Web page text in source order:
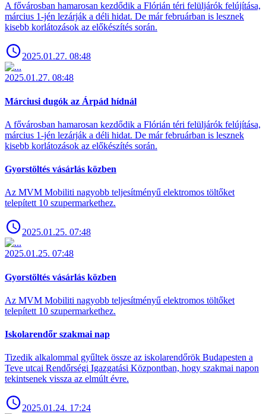
A fővárosban hamarosan kezdődik a Flórián téri felüljárók felújítása,
március 1-jén lezárják a déli hidat. De már februárban is lesznek
kisebb korlátozások az előkészítés során.
2025.01.27. 08:48
2025.01.27. 08:48
Márciusi dugók az Árpád hídnál
A fővárosban hamarosan kezdődik a Flórián téri felüljárók felújítása,
március 1-jén lezárják a déli hidat. De már februárban is lesznek
kisebb korlátozások az előkészítés során.
Gyorstöltés vásárlás közben
Az MVM Mobiliti nagyobb teljesítményű elektromos töltőket
telepített 10 szupermarkethez.
2025.01.25. 07:48
2025.01.25. 07:48
Gyorstöltés vásárlás közben
Az MVM Mobiliti nagyobb teljesítményű elektromos töltőket
telepített 10 szupermarkethez.
Iskolarendőr szakmai nap
Tizedik alkalommal gyűltek össze az iskolarendőrök Budapesten a
Teve utcai Rendőrségi Igazgatási Központban, hogy szakmai napon
tekintsenek vissza az elmúlt évre.
2025.01.24. 17:24